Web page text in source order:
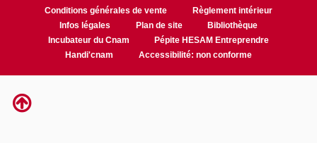
Conditions générales de vente
Règlement intérieur
Infos légales
Plan de site
Bibliothèque
Incubateur du Cnam
Pépite HESAM Entreprendre
Handi'cnam
Accessibilité: non conforme